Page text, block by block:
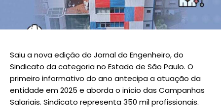
Saiu a nova edição do Jornal do Engenheiro, do
Sindicato da categoria no Estado de São Paulo. O
primeiro informativo do ano antecipa a atuação da
entidade em 2025 e aborda o início das Campanhas
Salariais. Sindicato representa 350 mil profissionais.